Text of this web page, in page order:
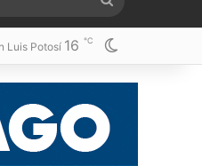
for
Luis Potosí 16 ℃